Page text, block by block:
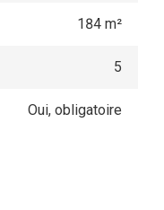
184 m²
5
Oui, obligatoire